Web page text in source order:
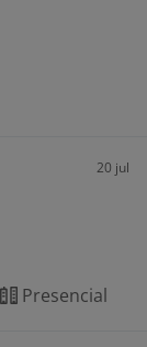
20 jul
Presencial